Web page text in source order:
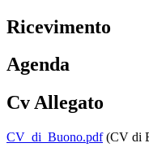
Ricevimento
Agenda
Cv Allegato
CV_di_Buono.pdf(CV di